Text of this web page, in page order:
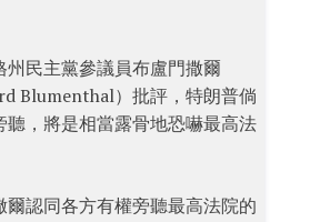
州民主黨參議員布盧門撒爾
Blumenthal）批評，特朗普倘
聽，將是相當露骨地恐嚇最高法
爾認同各方有權旁聽最高法院的